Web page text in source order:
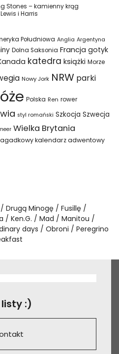
Stones – kamienny krąg
i Harris
Południowa Anglia Argentyna
Dolna Saksonia Francja gotyk
katedra książki Morze
Nowy Jork NRW parki
Polska Ren rower
styl romański Szkocja Szwecja
Wielka Brytania
kalendarz adwentowy
Drugą Minogę
Fusillę
Ken.G. Mad
Manitou
days Obroni
Peregrino
:)